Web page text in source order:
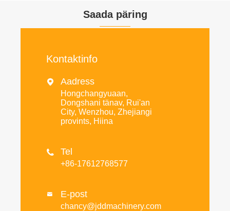
Saada päring
Kontaktinfo
 Aadress
Hongchangyuaan,
Dongshani tänav, Rui'an
City, Wenzhou, Zhejiangi
provints, Hiina
 Tel
+86-17612768577
 E-post
chancy@jddmachinery.com